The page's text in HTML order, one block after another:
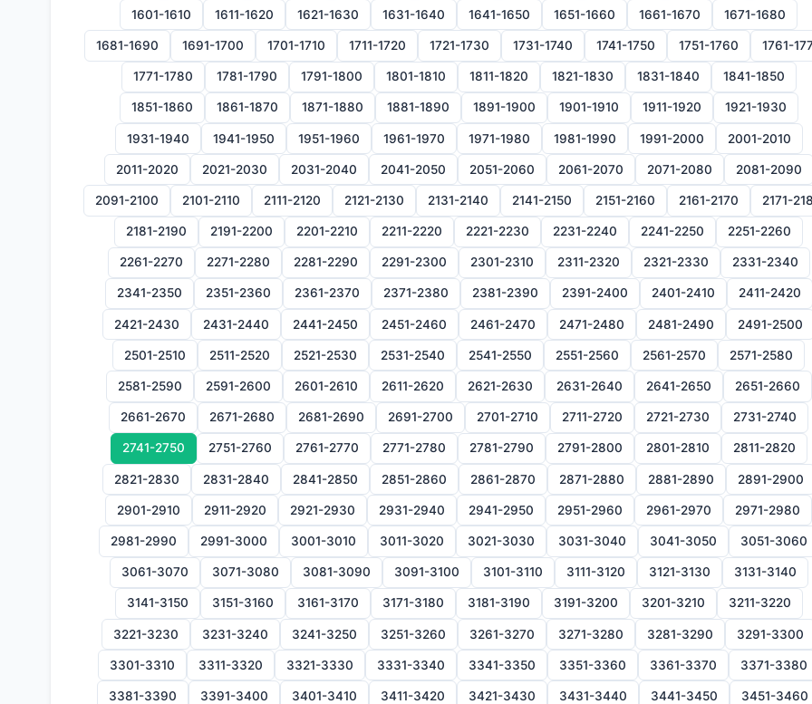
1601-1610 1611-1620 1621-1630 1631-1640 1641-1650 1651-1660 1661-1670 1671-1680
1681-1690 1691-1700 1701-1710 1711-1720 1721-1730 1731-1740 1741-1750 1751-1760 1761-
1771-1780 1781-1790 1791-1800 1801-1810 1811-1820 1821-1830 1831-1840 1841-1850
1851-1860 1861-1870 1871-1880 1881-1890 1891-1900 1901-1910 1911-1920 1921-1930
1931-1940 1941-1950 1951-1960 1961-1970 1971-1980 1981-1990 1991-2000 2001-2010
2011-2020 2021-2030 2031-2040 2041-2050 2051-2060 2061-2070 2071-2080 2081-2090
2091-2100 2101-2110 2111-2120 2121-2130 2131-2140 2141-2150 2151-2160 2161-2170 2171-
2181-2190 2191-2200 2201-2210 2211-2220 2221-2230 2231-2240 2241-2250 2251-2260
2261-2270 2271-2280 2281-2290 2291-2300 2301-2310 2311-2320 2321-2330 2331-2340
2341-2350 2351-2360 2361-2370 2371-2380 2381-2390 2391-2400 2401-2410 2411-2420
2421-2430 2431-2440 2441-2450 2451-2460 2461-2470 2471-2480 2481-2490 2491-2500
2501-2510 2511-2520 2521-2530 2531-2540 2541-2550 2551-2560 2561-2570 2571-2580
2581-2590 2591-2600 2601-2610 2611-2620 2621-2630 2631-2640 2641-2650 2651-2660
2661-2670 2671-2680 2681-2690 2691-2700 2701-2710 2711-2720 2721-2730 2731-2740
2741-2750 2751-2760 2761-2770 2771-2780 2781-2790 2791-2800 2801-2810 2811-2820
2821-2830 2831-2840 2841-2850 2851-2860 2861-2870 2871-2880 2881-2890 2891-2900
2901-2910 2911-2920 2921-2930 2931-2940 2941-2950 2951-2960 2961-2970 2971-2980
2981-2990 2991-3000 3001-3010 3011-3020 3021-3030 3031-3040 3041-3050 3051-3060
3061-3070 3071-3080 3081-3090 3091-3100 3101-3110 3111-3120 3121-3130 3131-3140
3141-3150 3151-3160 3161-3170 3171-3180 3181-3190 3191-3200 3201-3210 3211-3220
3221-3230 3231-3240 3241-3250 3251-3260 3261-3270 3271-3280 3281-3290 3291-3300
3301-3310 3311-3320 3321-3330 3331-3340 3341-3350 3351-3360 3361-3370 3371-3380
3381-3390 3391-3400 3401-3410 3411-3420 3421-3430 3431-3440 3441-3450 3451-3460